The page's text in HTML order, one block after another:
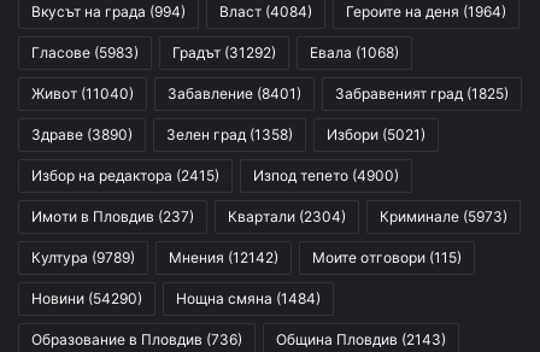
Вкусът на града (994) Власт (4084) Героите на деня (1964)
Гласове (5983) Градът (31292) Евала (1068)
Живот (11040) Забавление (8401) Забравеният град (1825)
Здраве (3890) Зелен град (1358) Избори (5021)
Избор на редактора (2415) Изпод тепето (4900)
Имоти в Пловдив (237) Квартали (2304) Криминале (5973)
Култура (9789) Мнения (12142) Моите отговори (115)
Новини (54290) Нощна смяна (1484)
Образование в Пловдив (736) Община Пловдив (2143)